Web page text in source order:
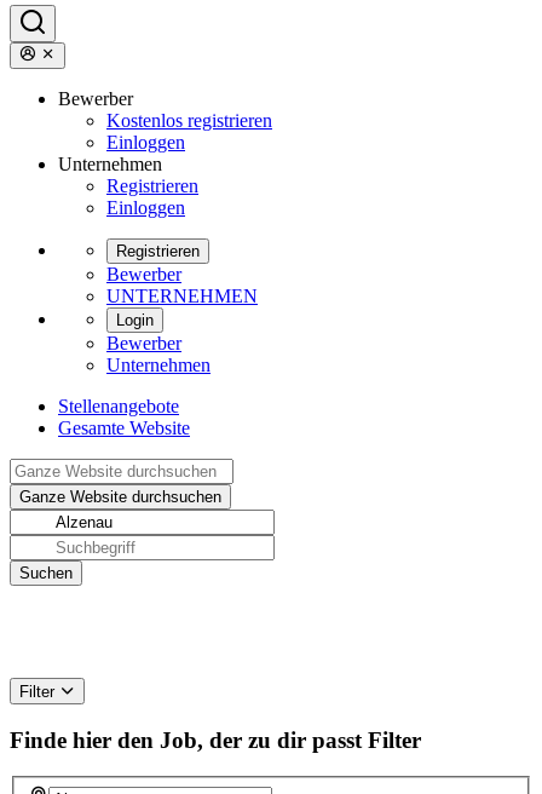
Bewerber
Kostenlos registrieren
Einloggen
Unternehmen
Registrieren
Einloggen
Registrieren
Bewerber
UNTERNEHMEN
Login
Bewerber
Unternehmen
Stellenangebote
Gesamte Website
Filter
Finde hier den Job, der zu dir passt Filter